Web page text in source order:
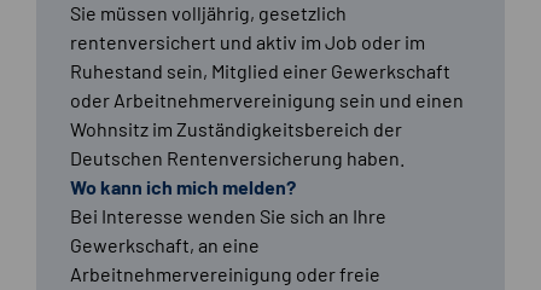
Sie müssen volljährig, gesetzlich
rentenversichert und aktiv im Job oder im
Ruhestand sein, Mitglied einer Gewerkschaft
oder Arbeitnehmervereinigung sein und einen
Wohnsitz im Zuständigkeitsbereich der
Deutschen Rentenversicherung haben.
Wo kann ich mich melden?
Bei Interesse wenden Sie sich an Ihre
Gewerkschaft, an eine
Arbeitnehmervereinigung oder freie